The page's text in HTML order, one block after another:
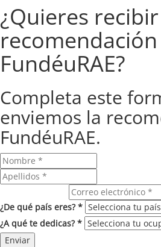
¿Quieres
FundéuRAE?
Completa este
enviemos la
FundéuRAE.
¿De qué país eres? *
¿A qué te dedicas? *
Enviar